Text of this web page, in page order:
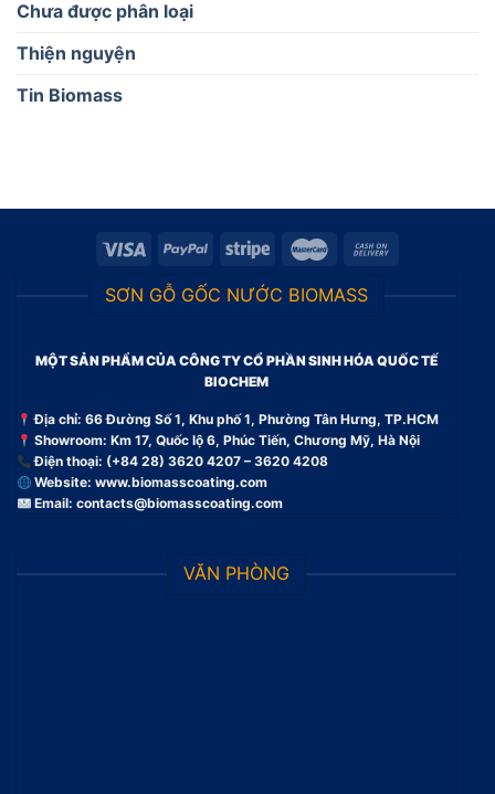
Chưa được phân loại
Thiện nguyện
Tin Biomass
SƠN GỖ GỐC NƯỚC BIOMASS
MỘT SẢN PHẨM CỦA CÔNG TY CỔ PHẦN SINH HÓA QUỐC TẾ
BIOCHEM
Địa chỉ: 66 Đường Số 1, Khu phố 1, Phường Tân Hưng, TP.HCM
Showroom: Km 17, Quốc lộ 6, Phúc Tiến, Chương Mỹ, Hà Nội
Điện thoại: (+84 28) 3620 4207 – 3620 4208
Website:www.biomasscoating.com
Email:contacts@biomasscoating.com
VĂN PHÒNG